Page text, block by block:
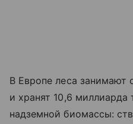
В Европе леса занимают
и хранят 10,6 миллиарда
надземной биомассы: